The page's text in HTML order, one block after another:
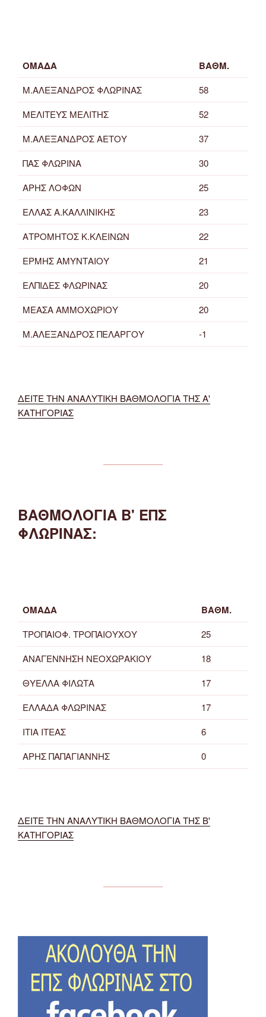
ΟΜΑΔΑ ΒΑΘΜ.
Μ.ΑΛΕΞΑΝΔΡΟΣ ΦΛΩΡΙΝΑΣ
58
ΜΕΛΙΤΕΥΣ ΜΕΛΙΤΗΣ
52
Μ.ΑΛΕΞΑΝΔΡΟΣ ΑΕΤΟΥ
37
ΠΑΣ ΦΛΩΡΙΝΑ
30
ΑΡΗΣ ΛΟΦΩΝ
25
ΕΛΛΑΣ Α.ΚΑΛΛΙΝΙΚΗΣ
23
ΑΤΡΟΜΗΤΟΣ Κ.ΚΛΕΙΝΩΝ
22
ΕΡΜΗΣ ΑΜΥΝΤΑΙΟΥ
21
ΕΛΠΙΔΕΣ ΦΛΩΡΙΝΑΣ
20
ΜΕΑΣΑ ΑΜΜΟΧΩΡΙΟΥ
20
Μ.ΑΛΕΞΑΝΔΡΟΣ ΠΕΛΑΡΓΟΥ
-1
ΔΕΙΤΕ ΤΗΝ ΑΝΑΛΥΤΙΚΗ ΒΑΘΜΟΛΟΓΙΑ ΤΗΣ Α'
ΚΑΤΗΓΟΡΙΑΣ
ΒΑΘΜΟΛΟΓΙΑ Β' ΕΠΣ
ΦΛΩΡΙΝΑΣ:
ΟΜΑΔΑ ΒΑΘΜ.
ΤΡΟΠΑΙΟΦ. ΤΡΟΠΑΙΟΥΧΟΥ
25
ΑΝΑΓΕΝΝΗΣΗ ΝΕΟΧΩΡΑΚΙΟΥ
18
ΘΥΕΛΛΑ ΦΙΛΩΤΑ
17
ΕΛΛΑΔΑ ΦΛΩΡΙΝΑΣ
17
ΙΤΙΑ ΙΤΕΑΣ
6
ΑΡΗΣ ΠΑΠΑΓΙΑΝΝΗΣ
0
ΔΕΙΤΕ ΤΗΝ ΑΝΑΛΥΤΙΚΗ ΒΑΘΜΟΛΟΓΙΑ ΤΗΣ Β'
ΚΑΤΗΓΟΡΙΑΣ